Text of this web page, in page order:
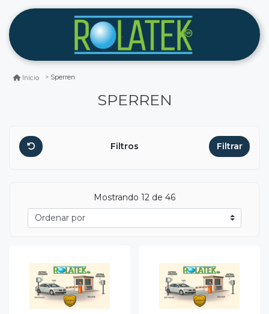
Inicio Sperren
SPERREN
Filtros Filtrar
Mostrando 12 de 46